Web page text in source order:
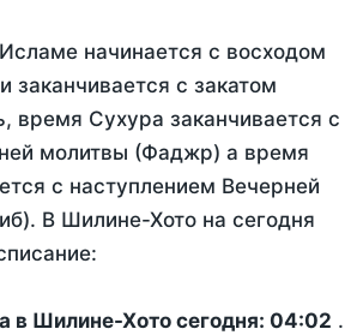
начинается с восходом
заканчивается с закатом
время Сухура заканчивается с
молитвы (Фаджр) а время
с наступлением Вечерней
В Шилине-Хото на сегодня
в Шилине-Хото сегодня: 04:02 .